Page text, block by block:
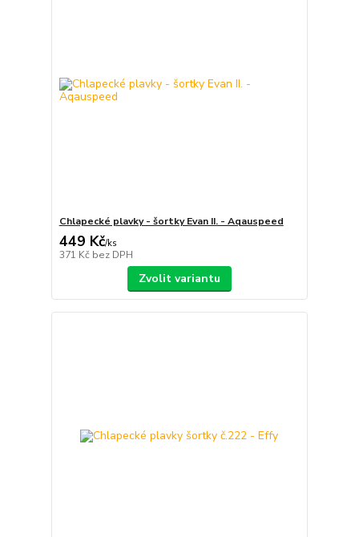
Chlapecké plavky - šortky Evan II. - Aqauspeed
449 Kč/ks
371 Kč bez DPH
Zvolit variantu